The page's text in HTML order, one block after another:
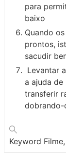
para
baixo
Quando
prontos,
sacudir
Levantar
a ajuda
transferir
dobrando-
Keyword